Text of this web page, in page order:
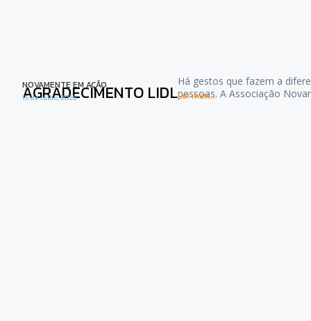
NOVAMENTE EM AÇÃO
AGRADECIMENTO LIDL
15 de Julho, 2026
Há gestos que fazem a
pessoas. A Associação
Ler mais...